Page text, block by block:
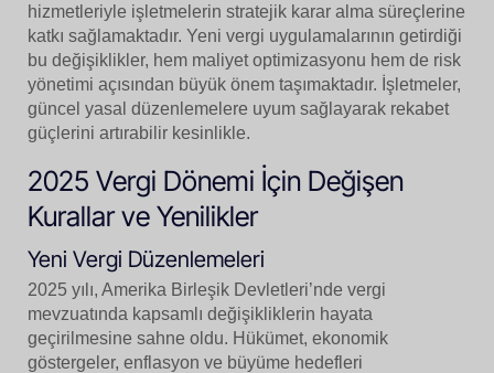
hizmetleriyle işletmelerin stratejik karar alma süreçlerine
katkı sağlamaktadır. Yeni vergi uygulamalarının getirdiği
bu değişiklikler, hem maliyet optimizasyonu hem de risk
yönetimi açısından büyük önem taşımaktadır. İşletmeler,
güncel yasal düzenlemelere uyum sağlayarak rekabet
güçlerini artırabilir kesinlikle.
2025 Vergi Dönemi İçin Değişen
Kurallar ve Yenilikler
Yeni Vergi Düzenlemeleri
2025 yılı, Amerika Birleşik Devletleri’nde vergi
mevzuatında kapsamlı değişikliklerin hayata
geçirilmesine sahne oldu. Hükümet, ekonomik
göstergeler, enflasyon ve büyüme hedefleri